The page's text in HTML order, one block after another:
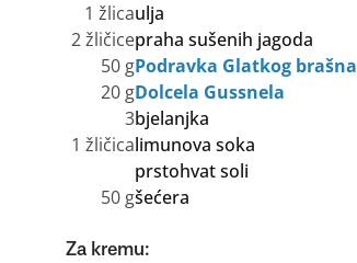
1 žlicaulja
2 žličicepraha sušenih jagoda
50 gPodravka Glatkog brašna
20 gDolcela Gussnela
3bjelanjka
1 žličicalimunova soka
prstohvat soli
50 gšećera
Za kremu: